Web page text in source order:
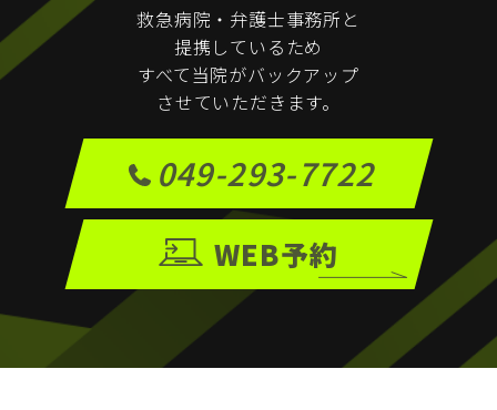
救急病院・弁護士事務所と
提携しているため
すべて当院がバックアップ
させていただきます。
049-293-7722
WEB予約